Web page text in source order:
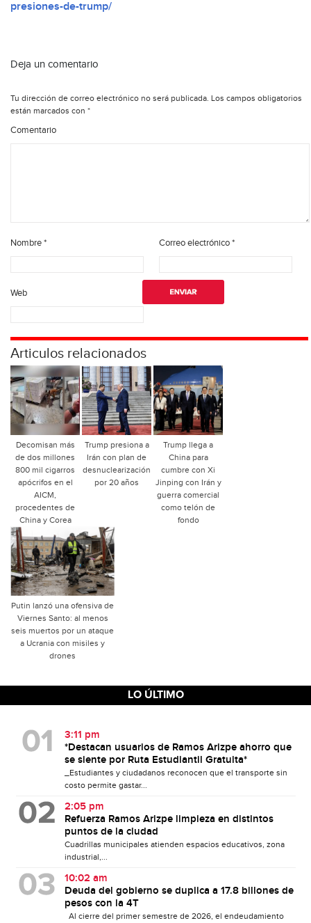
presiones-de-trump/
Deja un comentario
Tu dirección de correo electrónico no será publicada. Los campos obligatorios
están marcados con *
Comentario
Nombre* Correo electrónico*
Web
Articulos relacionados
Decomisan más
de dos millones
800 mil cigarros
apócrifos en el
AICM,
procedentes de
China y Corea
Trump presiona a
Irán con plan de
desnuclearización
por 20 años
Trump llega a
China para
cumbre con Xi
Jinping con Irán y
guerra comercial
como telón de
fondo
Putin lanzó una ofensiva de
Viernes Santo: al menos
seis muertos por un ataque
a Ucrania con misiles y
drones
LO ÚLTIMO
3:11 pm
*Destacan usuarios de Ramos Arizpe ahorro que
se siente por Ruta Estudiantil Gratuita*
_Estudiantes y ciudadanos reconocen que el transporte sin
costo permite gastar...
2:05 pm
Refuerza Ramos Arizpe limpieza en distintos
puntos de la ciudad
Cuadrillas municipales atienden espacios educativos, zona
industrial,...
10:02 am
Deuda del gobierno se duplica a 17.8 billones de
pesos con la 4T
Al cierre del primer semestre de 2026, el endeudamiento